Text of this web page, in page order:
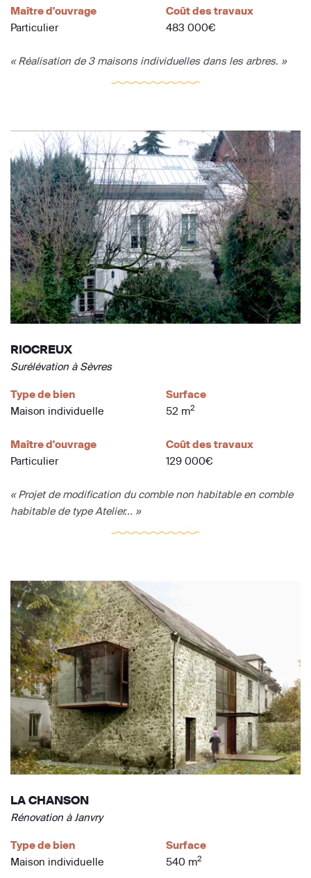
Maître d'ouvrage
Particulier
Coût des travaux
483 000€
« Réalisation de 3 maisons individuelles dans les arbres. »
RIOCREUX
Surélévation à Sèvres
Type de bien
Maison individuelle
Surface
52 m2
Maître d'ouvrage
Particulier
Coût des travaux
129 000€
« Projet de modification du comble non habitable en comble
habitable de type Atelier... »
LA CHANSON
Rénovation à Janvry
Type de bien
Maison individuelle
Surface
540 m2